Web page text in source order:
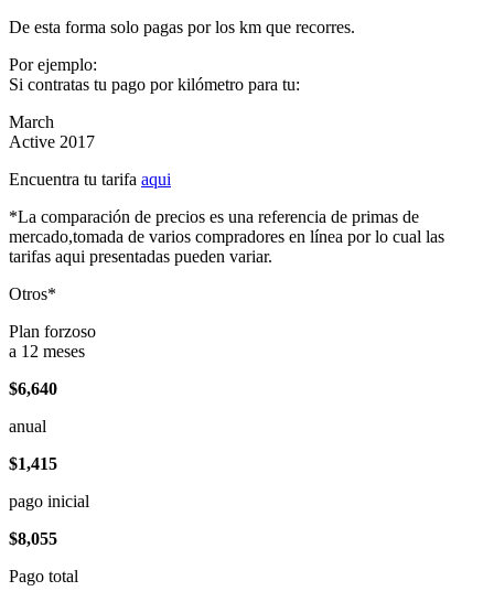
De esta forma solo pagas por los km que recorres.
Por ejemplo:
Si contratas tu pago por kilómetro para tu:
March
Active 2017
Encuentra tu tarifa aqui
*La comparación de precios es una referencia de primas de
mercado,tomada de varios compradores en línea por lo cual las
tarifas aqui presentadas pueden variar.
Otros*
Plan forzoso
a 12 meses
$6,640
anual
$1,415
pago inicial
$8,055
Pago total